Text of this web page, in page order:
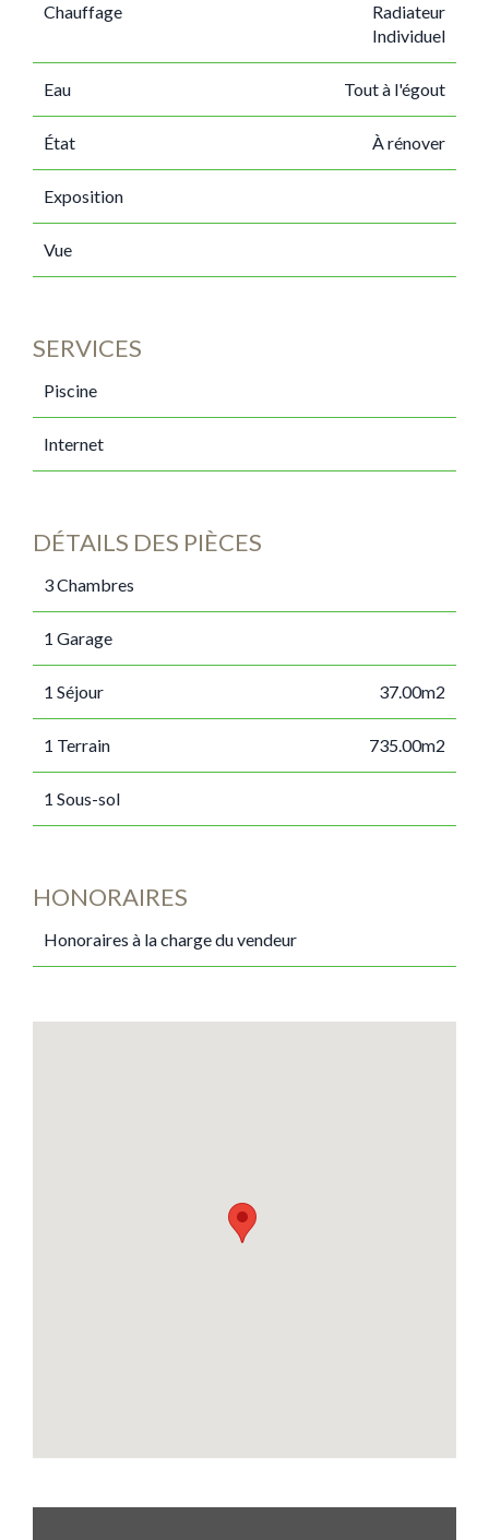
Chauffage
Radiateur
Individuel
Eau Tout à l'égout
État À rénover
Exposition
Vue
SERVICES
Piscine
Internet
DÉTAILS DES PIÈCES
3 Chambres
1 Garage
1 Séjour 37.00m2
1 Terrain 735.00m2
1 Sous-sol
HONORAIRES
Honoraires à la charge du vendeur